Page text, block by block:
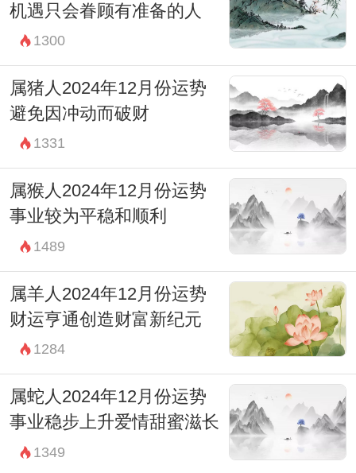
机遇只会眷顾有准备的人
1300
属猪人2024年12月份运势
避免因冲动而破财
1331
属猴人2024年12月份运势
事业较为平稳和顺利
1489
属羊人2024年12月份运势
财运亨通创造财富新纪元
1284
属蛇人2024年12月份运势
事业稳步上升爱情甜蜜滋长
1349